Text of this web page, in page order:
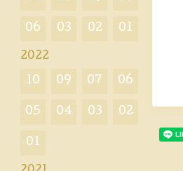
06 03 02 01
2022
10 09 07 06
05 04 03 02
01